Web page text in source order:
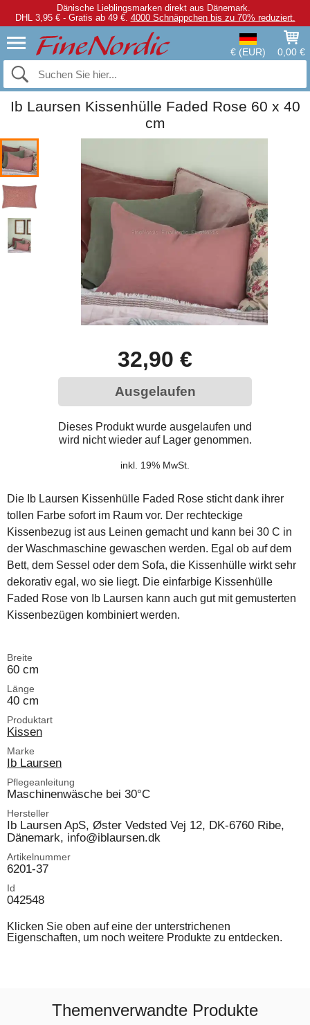
Dänische Lieblingsmarken direkt aus Dänemark.
DHL 3,95 € - Gratis ab 49 €. 4000 Schnäppchen bis zu 70% reduziert.
€ (EUR) 0,00 €
Ib Laursen Kissenhülle Faded Rose 60 x 40
cm
32,90 €
Ausgelaufen
Dieses Produkt wurde ausgelaufen und
wird nicht wieder auf Lager genommen.
inkl. 19% MwSt.
Die Ib Laursen Kissenhülle Faded Rose sticht dank ihrer
tollen Farbe sofort im Raum vor. Der rechteckige
Kissenbezug ist aus Leinen gemacht und kann bei 30 C in
der Waschmaschine gewaschen werden. Egal ob auf dem
Bett, dem Sessel oder dem Sofa, die Kissenhülle wirkt sehr
dekorativ egal, wo sie liegt. Die einfarbige Kissenhülle
Faded Rose von Ib Laursen kann auch gut mit gemusterten
Kissenbezügen kombiniert werden.
Breite
60 cm
Länge
40 cm
Produktart
Kissen
Marke
Ib Laursen
Pflegeanleitung
Maschinenwäsche bei 30°C
Hersteller
Ib Laursen ApS, Øster Vedsted Vej 12, DK-6760 Ribe,
Dänemark, info@iblaursen.dk
Artikelnummer
6201-37
Id
042548
Klicken Sie oben auf eine der unterstrichenen
Eigenschaften, um noch weitere Produkte zu entdecken.
Themenverwandte Produkte